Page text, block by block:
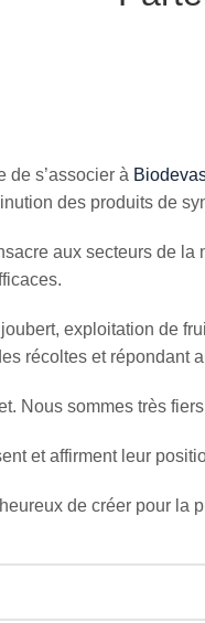
de s’associer à
des produits de
aux secteurs de
exploitation de
récoltes et
Nous sommes très
et affirment leur
de créer pour la